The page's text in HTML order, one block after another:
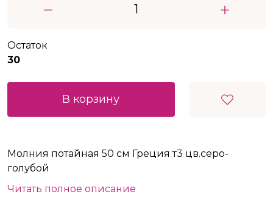
Остаток
30
В корзину
Молния потайная 50 см Греция т3 цв.серо-
голубой
Читать полное описание